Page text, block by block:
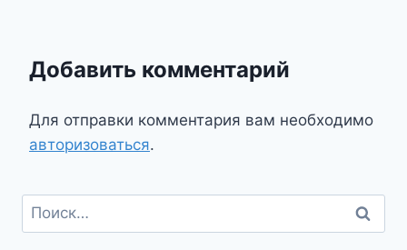
Добавить комментарий
Для отправки комментария вам необходимо
авторизоваться.
Найти: